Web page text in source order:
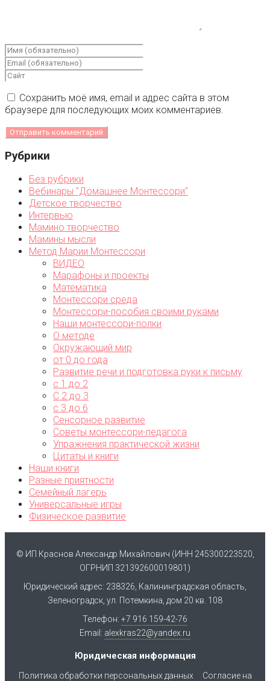
Сохранить моё имя, email и адрес сайта в этом
браузере для последующих моих комментариев.
Рубрики
Без рубрики
Вебинары "Домашнее Монтессори"
Детское творчество
Интервью
Мамино творчество
Мамины мысли
Метод Марии Монтессори
ВИДЕО
Марафоны и проекты
Математика
Монтессори среда
Монтессори-пособия своими руками
Наши монтессори-полки
О методе
Окружающий мир
от 0 до года
Развитие речи и подготовка руки к письму
с 1 до 2
С 2 до 3
с 3 до 6
Сенсорное развитие
Советы монтессори-педагога
Упражнения практической жизни
Цитаты и книги
Наши книги
Разные приятности
Семейный лагерь
Универсальные игры
Физическое развитие
© ИП Краснов Александр Михайлович (ИНН 245300223520,
ОГРНИП 321392600019801)
Юридический адрес: 238326, Калининградская область,
Зеленоградск, ул. Потемкина, дом 20 кв. 108
Телефон: +7 916 159-42-76
Email: alexkras22@yandex.ru
Юридическая информация
Политика обработки персональных данных Согласие на